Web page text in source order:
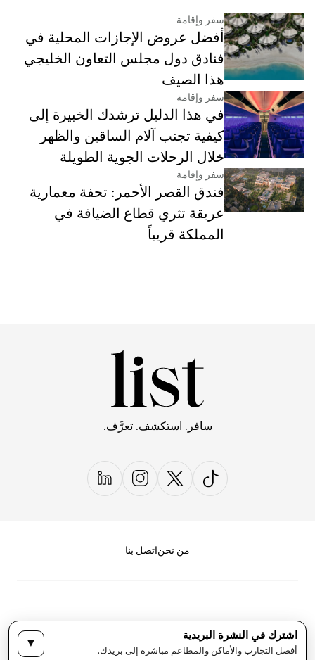
سفر وإقامة
أفضل عروض الإجازات المحلية في
فنادق دول مجلس التعاون الخليجي
هذا الصيف
سفر وإقامة
في هذا الدليل ترشدك الخبيرة إلى
كيفية تجنب آلام الساقين والظهر
خلال الرحلات الجوية الطويلة
سفر وإقامة
فندق القصر الأحمر: تحفة معمارية
عريقة تثري قطاع الضيافة في
المملكة قريباً
سافر. استكشف. تعرَّف.
من نحن اتصل بنا
سياسة الخصوصية
الأحكام والشروط
اشترك في النشرة البريدية
أفضل التجارب والأماكن والمطاعم مباشرة إلى بريدك.
▼